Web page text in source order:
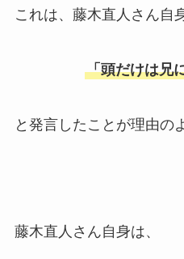
これは、藤木直人さん自
「頭だけは兄
と発言したことが理由の
藤木直人さん自身は、